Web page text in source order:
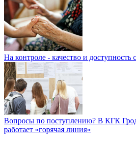
На контроле - качество и доступность
Вопросы по поступлению? В КГК
работает «горячая линия»